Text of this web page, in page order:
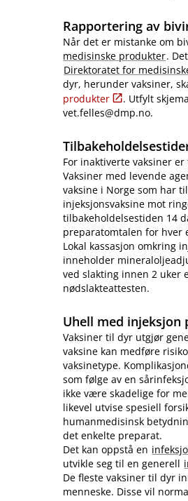
Rapportering av
Når det er mistanke om
medisinske produkter.
Direktoratet for
dyr, herunder vaksiner,
produkter
. Utfylt
vet.felles@dmp.no.
For inaktiverte vaksiner
Vaksiner med levende
vaksine i Norge som har
injeksjonsvaksine mot
tilbakeholdelsestiden 14
preparatomtalen for hver
Lokal kassasjon omkring
inneholder
ved slakting innen 2 uker
nødslakteattesten.
Uhell med injeksjon
Vaksiner til dyr utgjør
vaksine kan medføre
vaksinetype.
som følge av en
ikke være skadelige for
likevel utvise spesiell
humanmedisinsk
det enkelte preparat.
Det kan oppstå en
utvikle seg til en generell
De fleste vaksiner til dyr
menneske. Disse vil